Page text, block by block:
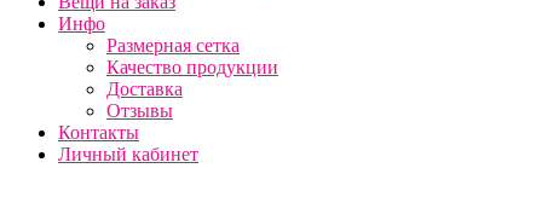
Инфо
Размерная сетка
Качество продукции
Доставка
Отзывы
Контакты
Личный кабинет